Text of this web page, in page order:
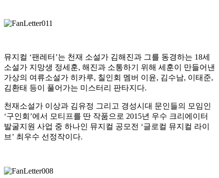
뮤지컬 ‘팬레터’는 천재 소설가 김해진과 그를 동경하는 18세
소설가 지망생 정세훈, 해진과 소통하기 위해 세훈이 만들어낸
가상의 여류소설가 히카루, 칠인회 멤버 이윤, 김수남, 이태준,
김환태 등이 풀어가는 미스터리 판타지다.
천재소설가 이상과 김유정 그리고 경성시대 문인들의 모임인
‘구인회’에서 모티프를 딴 작품으로 2015년 우수 크리에이터
발굴지원 사업 중 하나인 뮤지컬 공모전 ‘글로컬 뮤지컬 라이
브’ 최우수 선정작이다.